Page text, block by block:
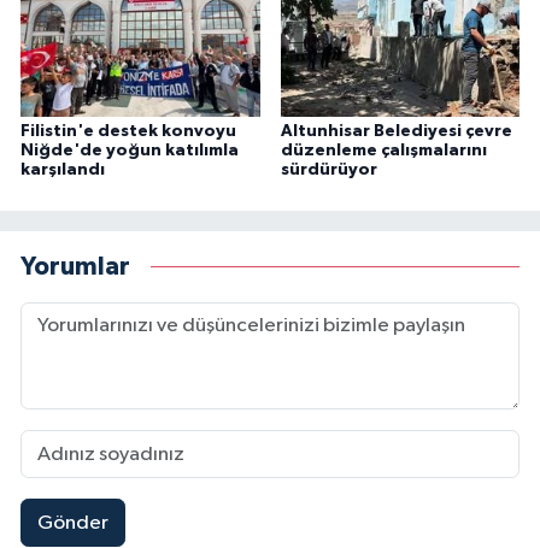
Filistin'e destek konvoyu
Niğde'de yoğun katılımla
karşılandı
Altunhisar Belediyesi çevre
düzenleme çalışmalarını
sürdürüyor
Yorumlar
Gönder